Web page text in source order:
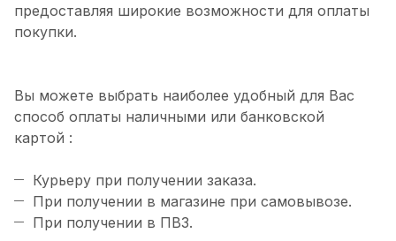
предоставляя широкие возможности для оплаты
покупки.
Вы можете выбрать наиболее удобный для Вас
способ оплаты наличными или банковской
картой :
Курьеру при получении заказа.
При получении в магазине при самовывозе.
При получении в ПВЗ.